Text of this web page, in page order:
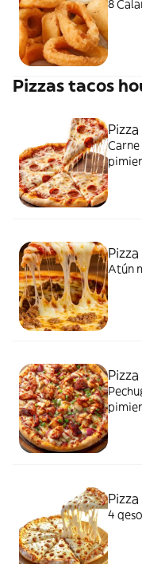
8
Pizzas tacos
Atún
4